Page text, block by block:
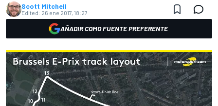
Scott Mitchell
Edited: 26 ene 2017, 18:27
AÑADIR COMO FUENTE PREFERENTE